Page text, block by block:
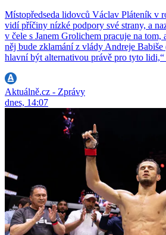
Místopředseda lidovců Václav Pláteník v
vidí příčiny nízké podpory své strany, a
v čele s Janem Grolichem pracuje na tom,
něj bude zklamání z vlády Andreje
hlavní být alternativou právě pro tyto lidi,“
Aktuálně.cz - Zprávy
dnes, 14:07